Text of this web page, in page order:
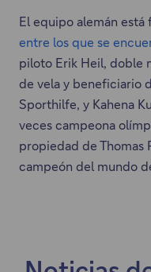
El equipo alemán
entre los que se
piloto Erik Heil, doble
de vela y beneficiario
Sporthilfe, y Kahena
veces campeona
propiedad de Thomas
campeón del mundo